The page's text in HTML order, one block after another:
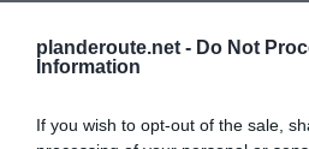
planderoute.net - Do Not
Information
If you wish to opt-out of the sale,
Neuilly-sur-Seineà 1.41 km du point 9
Malakoffà 2.14 km du point 10